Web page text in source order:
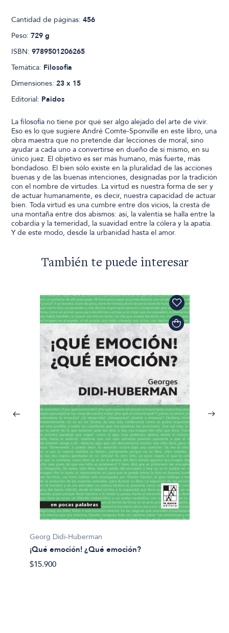
Cantidad de páginas:456
Peso:729 g
ISBN:9789501206265
Temática: Filosofia
Dimensiones:23 x 15
Editorial: Paidos
La filosofía no tiene por qué ser algo alejado del arte de vivir.
Eso es lo que sugiere André Comte-Sponville en este libro, una
obra maestra que no pretende dar lecciones de moral, sino
ayudar a cada uno a convertirse en dueño de sí mismo, en su
único juez. El objetivo es ser más humano, más fuerte, más
bondadoso. El bien sólo existe en la pluralidad de las acciones
buenas y de las buenas intenciones, designadas por la tradición
con el nombre de virtudes. La virtud es nuestra forma de ser y
de actuar humanamente, es decir, nuestra capacidad de actuar
bien. Toda virtud es una cumbre entre dos vicios, la cresta de
una montaña entre dos abismos: así, la valentía se halla entre la
cobardía y la temeridad, la suavidad entre la cólera y la apatía.
Y de este modo, desde la urbanidad hasta el amor.
También te puede interesar
Georg Didi-Huberman
¡Qué emoción! ¿Qué emoción?
$15.900